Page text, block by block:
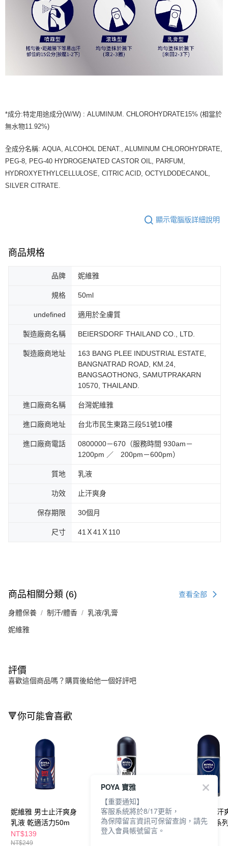
*成分:特定用途成分(W/W) : ALUMINUM. CHLOROHYDRATE15% (相當於
無水物11.92%)
全成分名稱: AQUA, ALCOHOL DENAT., ALUMINUM CHLOROHYDRATE,
PEG-8, PEG-40 HYDROGENATED CASTOR OIL, PARFUM,
HYDROXYETHYLCELLULOSE, CITRIC ACID, OCTYLDODECANOL,
SILVER CITRATE.
顯示電腦版詳細說明
商品規格
品牌 妮維雅
規格 50ml
undefined 適用於全膚質
製造廠商名稱 BEIERSDORF THAILAND CO., LTD.
製造廠商地址
163 BANG PLEE INDUSTRIAL ESTATE,
BANGNATRAD ROAD, KM.24,
BANGSAOTHONG, SAMUTPRAKARN
10570, THAILAND.
進口廠商名稱 台灣妮維雅
進口廠商地址 台北市民生東路三段51號10樓
進口廠商電話
0800000－670（服務時間 930am－
1200pm ／ 200pm－600pm）
質地 乳液
功效 止汗爽身
保存期限 30個月
尺寸 41Ｘ41Ｘ110
商品相關分類 (6) 查看全部
身體保養 制汗/體香 乳液/乳膏
妮維雅
評價
喜歡這個商品嗎？購買後給他一個好評吧
🔻你可能會喜歡
妮維雅 男士止汗爽身
乳液 乾適活力50m
NT$139
NT$249
妮維雅 男士止汗爽身
乳液 無印乾爽50ml
NT$139
妮維雅 男士止汗
乳液瞬間酷涼系
POYA 寶雅
【重要通知】
客服系統將於8/17更新，
為保障留言資訊可保留查詢，請先
登入會員帳號留言。